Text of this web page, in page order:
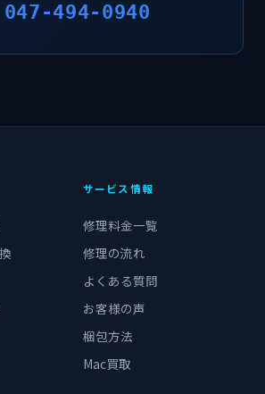
494-0940
サービス情報
修理料金一覧
修理の流れ
よくある質問
お客様の声
梱包方法
Mac買取